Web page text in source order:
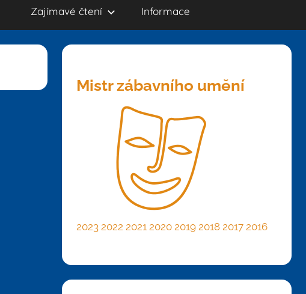
Zajímavé čtení Informace
Mistr zábavního umění
2023 2022 2021 2020 2019 2018 2017 2016